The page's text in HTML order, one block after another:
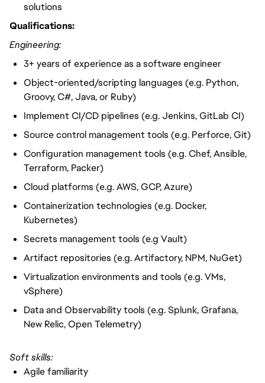
solutions
Qualifications:
Engineering:
3+ years of experience as a software engineer
Object-oriented/scripting languages (e.g. Python,
Groovy, C#, Java, or Ruby)
Implement CI/CD pipelines (e.g. Jenkins, GitLab CI)
Source control management tools (e.g. Perforce, Git)
Configuration management tools (e.g. Chef, Ansible,
Terraform, Packer)
Cloud platforms (e.g. AWS, GCP, Azure)
Containerization technologies (e.g. Docker,
Kubernetes)
Secrets management tools (e.g Vault)
Artifact repositories (e.g. Artifactory, NPM, NuGet)
Virtualization environments and tools (e.g. VMs,
vSphere)
Data and Observability tools (e.g. Splunk, Grafana,
New Relic, Open Telemetry)
Soft skills:
Agile familiarity